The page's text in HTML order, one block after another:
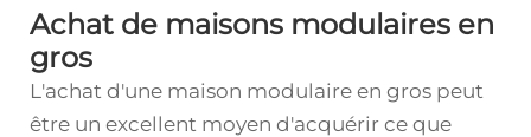
Achat de maisons modulaires en
gros
L'achat d'une maison modulaire en gros peut
être un excellent moyen d'acquérir ce que